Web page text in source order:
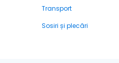
Transport
Sosiri și plecări